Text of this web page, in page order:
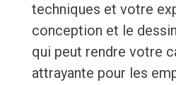
techniques et votre
conception et le
qui peut rendre votre
attrayante pour les